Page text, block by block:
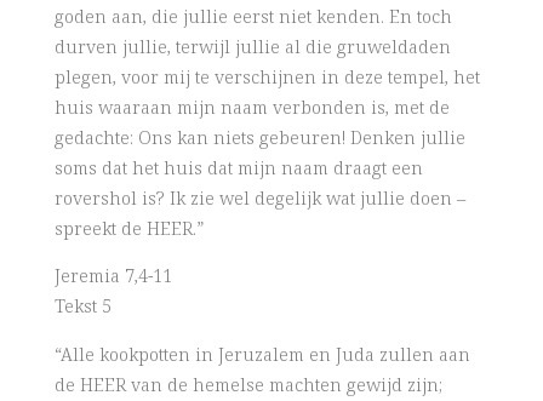
goden aan, die jullie eerst niet kenden. En toch
durven jullie, terwijl jullie al die gruweldaden
plegen, voor mij te verschijnen in deze tempel, het
huis waaraan mijn naam verbonden is, met de
gedachte: Ons kan niets gebeuren! Denken jullie
soms dat het huis dat mijn naam draagt een
rovershol is? Ik zie wel degelijk wat jullie doen –
spreekt de HEER.”
Jeremia 7,4-11
Tekst 5
“Alle kookpotten in Jeruzalem en Juda zullen aan
de HEER van de hemelse machten gewijd zijn;